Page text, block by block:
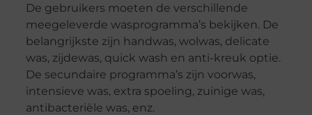
De gebruikers moeten de verschillende
meegeleverde wasprogramma’s bekijken. De
belangrijkste zijn handwas, wolwas, delicate
was, zijdewas, quick wash en anti-kreuk optie.
De secundaire programma’s zijn voorwas,
intensieve was, extra spoeling, zuinige was,
antibacteriële was, enz.